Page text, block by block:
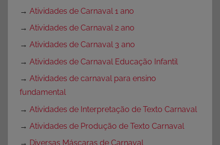
→ Atividades de Carnaval 1 ano
→ Atividades de Carnaval 2 ano
→ Atividades de Carnaval 3 ano
→ Atividades de Carnaval Educação Infantil
→ Atividades de carnaval para ensino
fundamental
→ Atividades de Interpretação de Texto Carnaval
→ Atividades de Produção de Texto Carnaval
→ Diversas Máscaras de Carnaval